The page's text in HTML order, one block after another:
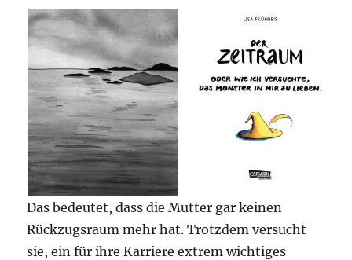
Das bedeutet, dass die Mutter gar keinen
Rückzugsraum mehr hat. Trotzdem versucht
sie, ein für ihre Karriere extrem wichtiges